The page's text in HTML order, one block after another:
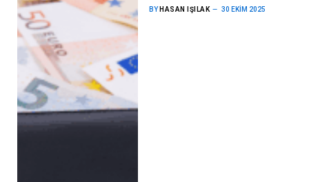
BY HASAN IŞILAK 30 EKIM 2025